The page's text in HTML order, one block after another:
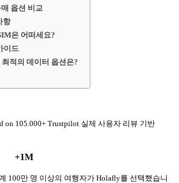
옵션 비교
항
은 어떠세요?
이드
적의 데이터 옵션은?
on 105.000+ Trustpilot 실제 사용자 리뷰 기반
+1M
100만 명 이상의 여행자가 Holafly를 선택했습니